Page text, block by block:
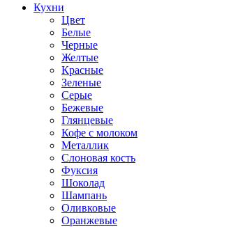
Кухни
Цвет
Белые
Черные
Желтые
Красные
Зеленые
Серые
Бежевые
Глянцевые
Кофе с молоком
Металлик
Слоновая кость
Фуксия
Шоколад
Шампань
Оливковые
Оранжевые